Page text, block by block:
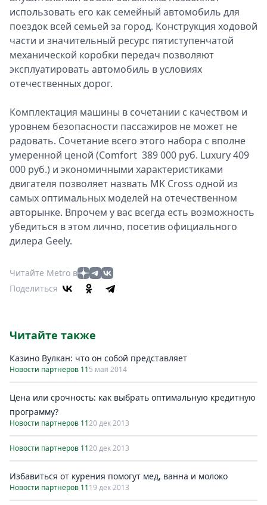
использовать его как семейный автомобиль для
поездок всей семьей за город. Конструкция ходовой
части и значительный ресурс пятиступенчатой
механической коробки передач позволяют
эксплуатировать автомобиль в условиях
отечественных дорог.
Комплектация машины в сочетании с качеством и
уровнем безопасности пассажиров не может не
радовать. Сочетание всего этого набора с вполне
умеренной ценой (Comfort 389 000 руб. Luxury 409
000 руб.) и экономичными характеристиками
двигателя позволяет назвать MK Cross одной из
самых оптимальных моделей на отечественном
авторынке. Впрочем у вас всегда есть возможность
убедиться в этом лично, посетив официального
дилера Geely.
Читайте Metro в
Поделиться
Читайте также
Казино Вулкан: что он собой представляет
Новости партнеров 115 мая 2014
Цена или срочность: как выбрать оптимальную кредитную
программу?
Новости партнеров 1120 дек 2013
Новости партнеров 1120 дек 2013
Избавиться от курения помогут мед, ванна и молоко
Новости партнеров 1119 дек 2013